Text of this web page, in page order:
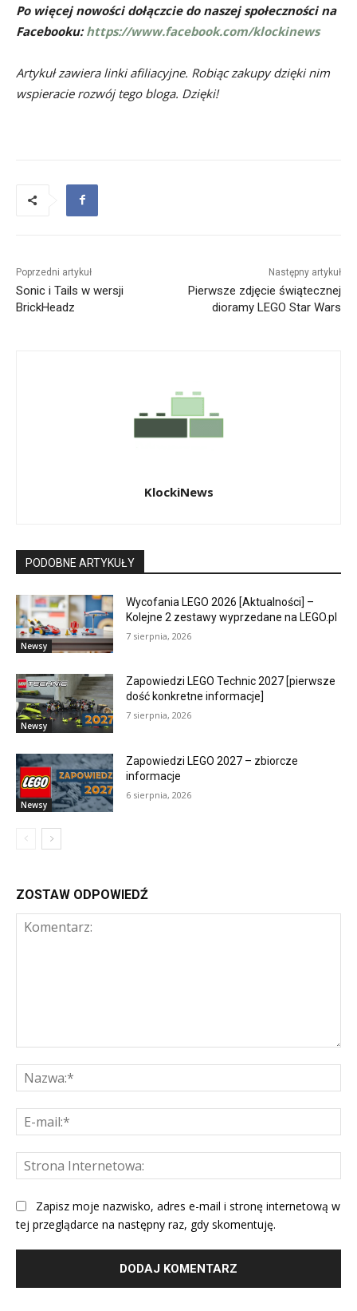
Po więcej nowości dołączcie do naszej społeczności na
Facebooku:https://www.facebook.com/klockinews
Artykuł zawiera linki afiliacyjne. Robiąc zakupy dzięki nim
wspieracie rozwój tego bloga. Dzięki!
Poprzedni artykuł
Sonic i Tails w wersji
BrickHeadz
Następny artykuł
Pierwsze zdjęcie świątecznej
dioramy LEGO Star Wars
KlockiNews
PODOBNE ARTYKUŁY
Newsy
Wycofania LEGO 2026 [Aktualności] –
Kolejne 2 zestawy wyprzedane na LEGO.pl
7 sierpnia, 2026
Newsy
Zapowiedzi LEGO Technic 2027 [pierwsze
dość konkretne informacje]
7 sierpnia, 2026
Newsy
Zapowiedzi LEGO 2027 – zbiorcze
informacje
6 sierpnia, 2026
ZOSTAW ODPOWIEDŹ
Zapisz moje nazwisko, adres e-mail i stronę internetową w
tej przeglądarce na następny raz, gdy skomentuję.